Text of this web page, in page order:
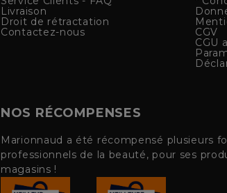
Livraison
Droit de rétractation
Contactez-nous
CGV
CGU
NOS RÉCOMPENSES
Marionnaud a été récompensé plusieurs
professionnels de la beauté, pour ses
magasins !